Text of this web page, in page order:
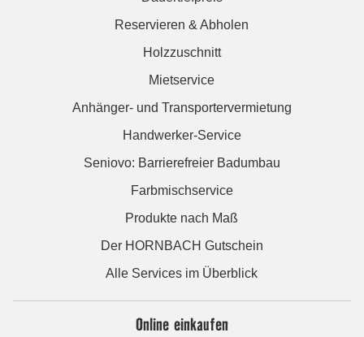
Reservieren & Abholen
Holzzuschnitt
Mietservice
Anhänger- und Transportervermietung
Handwerker-Service
Seniovo: Barrierefreier Badumbau
Farbmischservice
Produkte nach Maß
Der HORNBACH Gutschein
Alle Services im Überblick
Online einkaufen